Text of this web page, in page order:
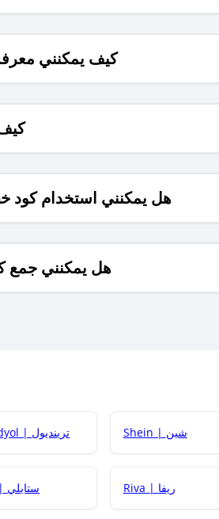
كيف يمكنني
هل يمكنني استخدام كود
هل يمكنني جمع
Trendyol | ترينديول Shein | شين
Styli | ستايلي Riva | ريفا